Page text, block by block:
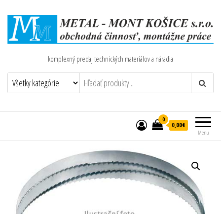
komplexný predaj technických materiálov a náradia
Menu
0
0,00€